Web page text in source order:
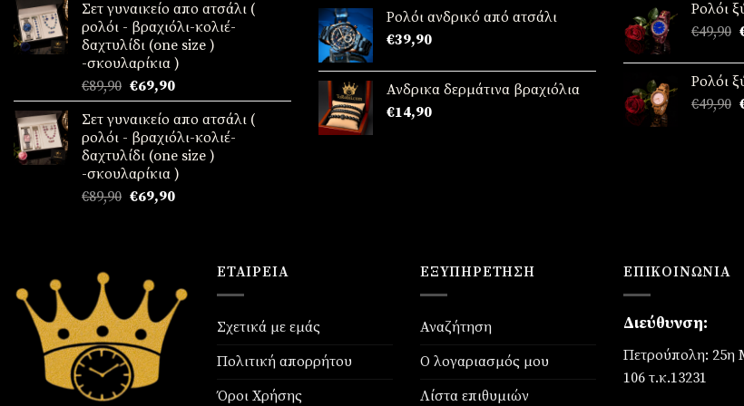
€34,90. είναι:
€24,90.
Σετ γυναικείο απο ατσάλι (
ρολόι - βραχιόλι-κολιέ-
δαχτυλίδι (one size )
-σκουλαρίκια )
€89,90 Original
price
was:
€89,90.
€69,90Η
τρέχουσα
τιμή
είναι:
€69,90.
Σετ γυναικείο απο ατσάλι (
ρολόι - βραχιόλι-κολιέ-
δαχτυλίδι (one size )
-σκουλαρίκια )
€89,90 Original
€69,90Η
€69,90.
από 5
Ρολόι ανδρικό από ατσάλι
€39,90
Ανδρικα δερμάτινα βραχιόλια
€14,90
Ρολόι
€49,90
Ρολόι
€49,90
ΕΤΑΙΡΕΊΑ
Σχετικά με εμάς
Πολιτική απορρήτου
Όροι Χρήσης
ΕΞΥΠΗΡΈΤΗΣΗ
Αναζήτηση
Ο λογαριασμός μου
Λίστα επιθυμιών
ΕΠΙΚΟΙΝΩΝΊΑ
Διεύθυνση:
Πετρούπολη: 25η
106 τ.κ.13231